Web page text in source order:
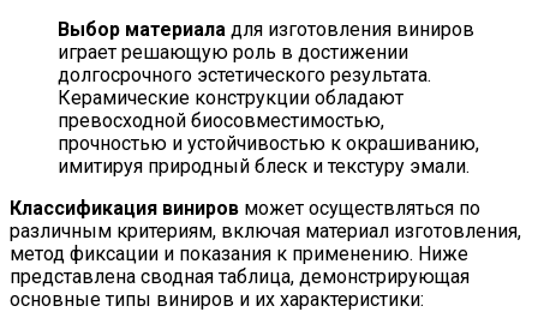
Выбор материала для изготовления виниров
играет решающую роль в достижении
долгосрочного эстетического результата.
Керамические конструкции обладают
превосходной биосовместимостью,
прочностью и устойчивостью к окрашиванию,
имитируя природный блеск и текстуру эмали.
Классификация виниров может осуществляться по
различным критериям, включая материал изготовления,
метод фиксации и показания к применению. Ниже
представлена сводная таблица, демонстрирующая
основные типы виниров и их характеристики: